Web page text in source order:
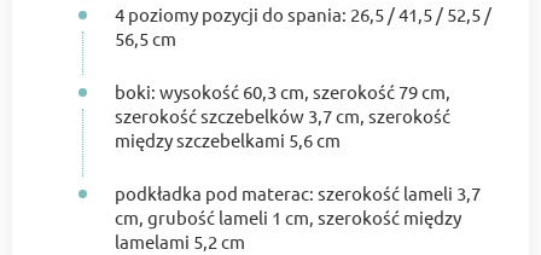
4 poziomy pozycji do spania: 26,5 / 41,5 / 52,5 /
56,5 cm
boki: wysokość 60,3 cm, szerokość 79 cm,
szerokość szczebelków 3,7 cm, szerokość
między szczebelkami 5,6 cm
podkładka pod materac: szerokość lameli 3,7
cm, grubość lameli 1 cm, szerokość między
lamelami 5,2 cm